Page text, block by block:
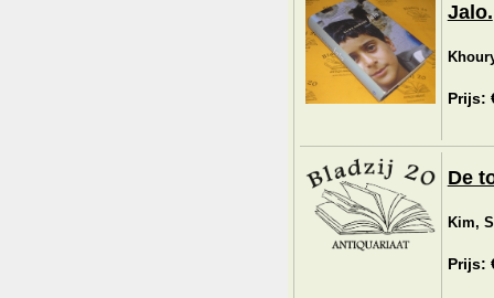
Jalo.
Prijs:
De
Kim,
Prijs: